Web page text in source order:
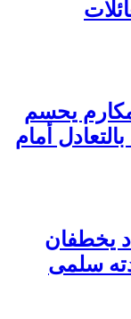
يحسم
بالتعادل أمام
يخطفان
سلمى